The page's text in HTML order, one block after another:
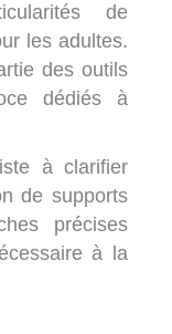
de
les adultes.
des outils
dédiés à
à clarifier
de supports
précises
à la